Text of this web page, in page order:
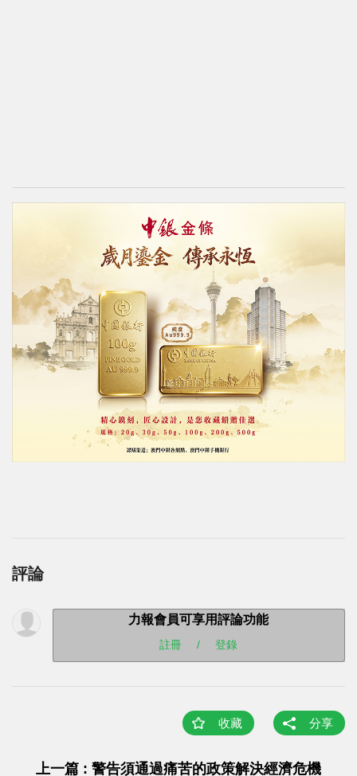
評論
力報會員可享用評論功能
註冊 / 登錄
收藏 分享
上一篇 : 警告須通過痛苦的政策解決經濟危機